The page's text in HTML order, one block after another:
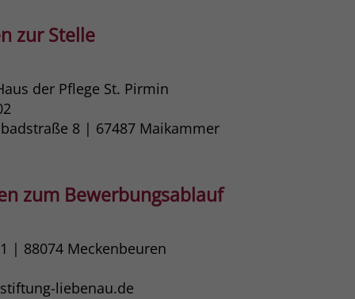
zur Stelle
der Pflege St. Pirmin
8 | 67487​ Maikammer
zum Bewerbungsablauf
| 88074 Meckenbeuren
liebenau.de